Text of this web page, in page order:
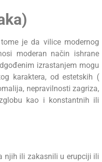
je da vilice modernog
moderan način ishrane
izrastanjem mogu
karaktera, od estetskih (
nepravilnosti zagriza,
kao i konstantnih ili
njih ili zakasnili u erupciji ili